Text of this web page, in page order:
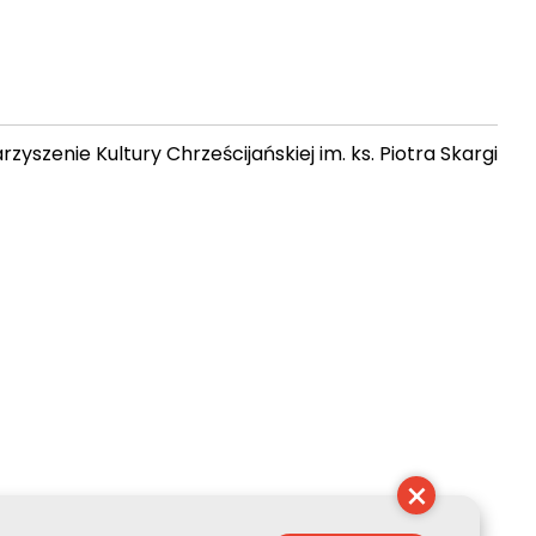
Kultury Chrześcijańskiej im. ks. Piotra Skargi
×